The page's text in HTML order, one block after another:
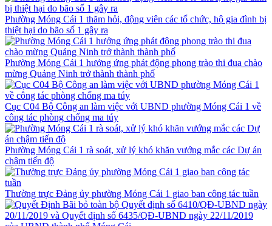
Phường Móng Cái 1 thăm hỏi, động viên các tổ chức, hộ gia đình bị
thiệt hại do bão số 1 gây ra
Phường Móng Cái 1 hưởng ứng phát động phong trào thi đua chào
mừng Quảng Ninh trở thành thành phố
Cục C04 Bộ Công an làm việc với UBND phường Móng Cái 1 về
công tác phòng chống ma túy
Phường Móng Cái 1 rà soát, xử lý khó khăn vướng mắc các Dự án
chậm tiến độ
Thường trực Đảng ủy phường Móng Cái 1 giao ban công tác tuần